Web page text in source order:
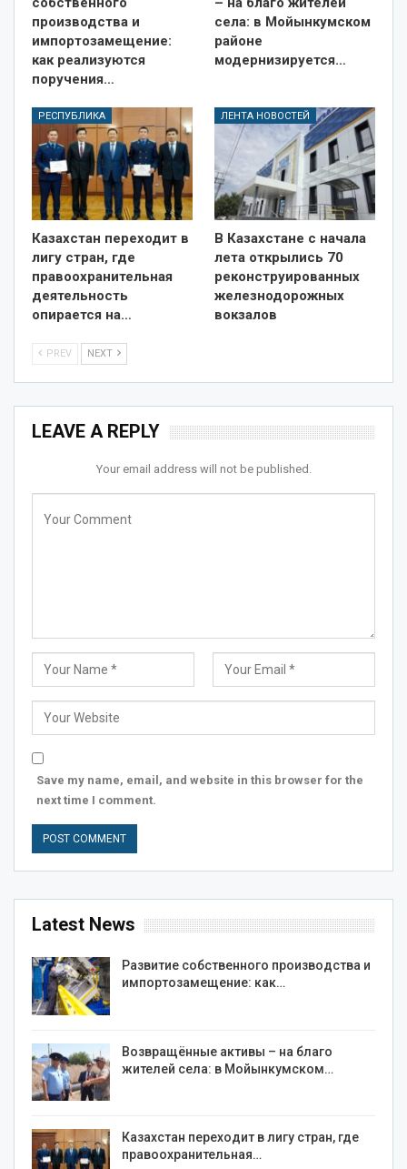
производства и
импортозамещение:
как реализуются
поручения…
села: в Мойынкумском
районе
модернизируется…
РЕСПУБЛИКА
Казахстан переходит в
лигу стран, где
правоохранительная
деятельность
опирается на…
ЛЕНТА НОВОСТЕЙ
В Казахстане с начала
лета открылись 70
реконструированных
железнодорожных
вокзалов
PREV NEXT
LEAVE A REPLY
Your email address will not be published.
Save my name, email, and website in this browser for the
next time I comment.
Latest News
Развитие собственного производства и
импортозамещение: как…
Возвращённые активы – на благо
жителей села: в Мойынкумском…
Казахстан переходит в лигу стран, где
правоохранительная…